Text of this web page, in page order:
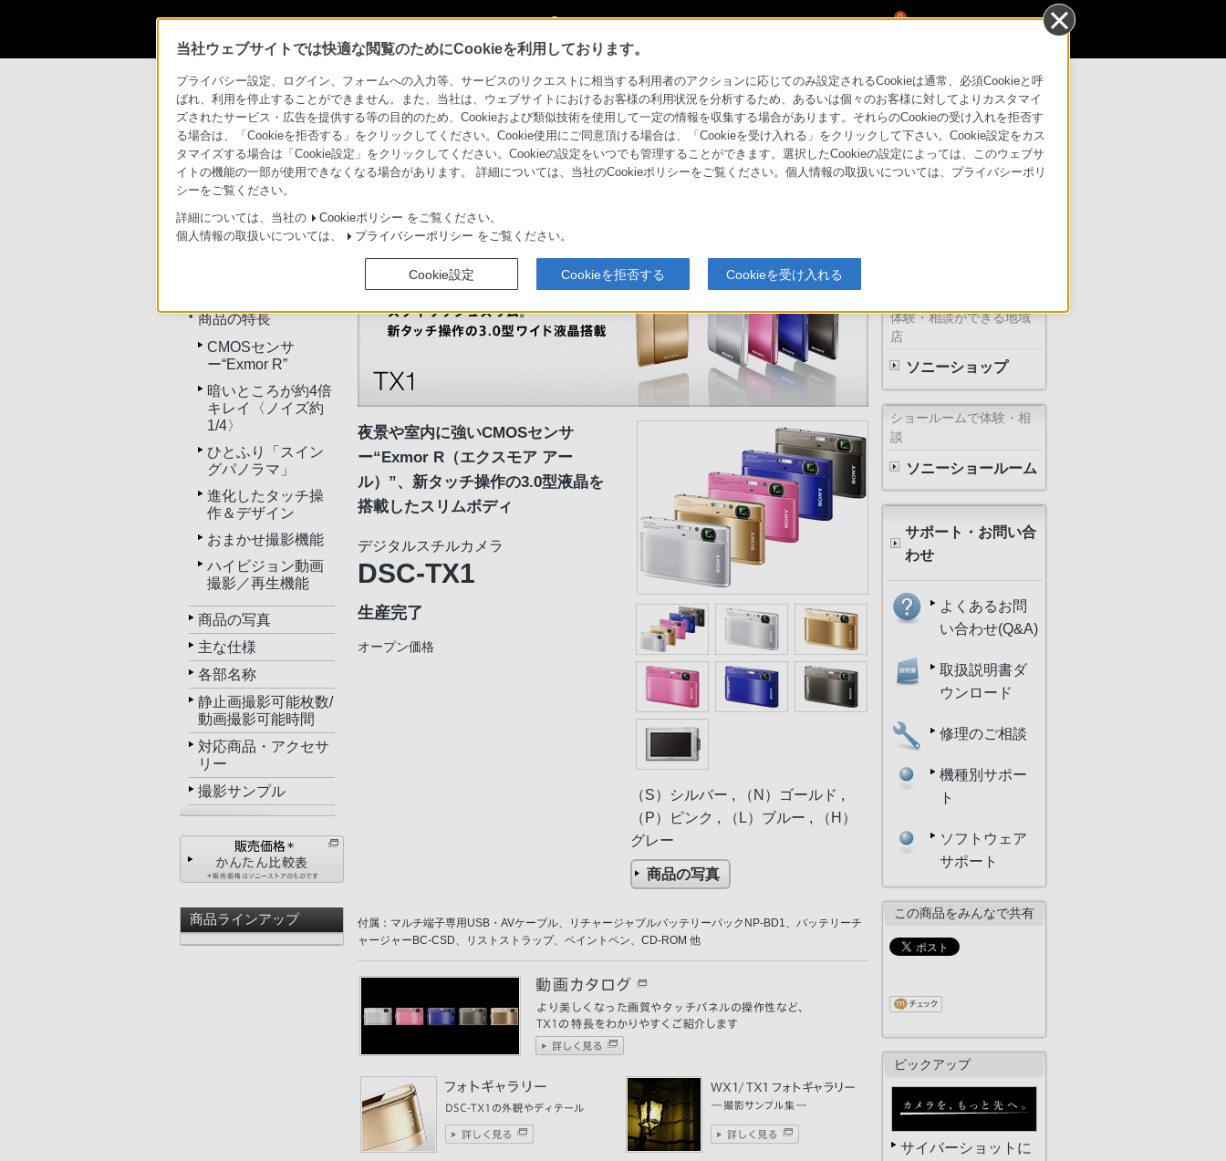
0
商品情報・ストア サイバーショット DSC-TX1
デジタルスチルカメラ Cyber-shot 法人のお客様はこちら サポート・お問い合わせ
トップ
商品の特長
CMOSセンサ
ー“Exmor R”
暗いところが約4倍
キレイ〈ノイズ約
1/4〉
ひとふり「スイン
グパノラマ」
進化したタッチ操
作＆デザイン
おまかせ撮影機能
ハイビジョン動画
撮影／再生機能
商品の写真
主な仕様
各部名称
静止画撮影可能枚数/
動画撮影可能時間
対応商品・アクセサ
リー
撮影サンプル
商品ラインアップ
夜景や室内に強いCMOSセンサ
ー“Exmor R（エクスモア アー
ル）”、新タッチ操作の3.0型液晶を
搭載したスリムボディ
デジタルスチルカメラ
DSC-TX1
生産完了
オープン価格
（S）シルバー , （N）ゴールド ,
（P）ピンク , （L）ブルー , （H）
グレー
商品の写真
付属：マルチ端子専用USB・AVケーブル、リチャージャブルバッテリーパックNP-BD1、バッテリーチ
ャージャーBC-CSD、リストストラップ、ペイントペン、CD-ROM 他
体験・相談ができる地域
店
ソニーショップ
ショールームで体験・相
談
ソニーショールーム
サポート・お問い合
わせ
よくあるお問
い合わせ(Q&A)
取扱説明書ダ
ウンロード
修理のご相談
機種別サポー
ト
ソフトウェア
サポート
この商品をみんなで共有
ピックアップ
サイバーショットに
当社ウェブサイトでは快適な閲覧のためにCookieを利用しております。
プライバシー設定、ログイン、フォームへの入力等、サービスのリクエストに相当する利用者のアクションに応じてのみ設定されるCookieは通常、必須Cookieと呼
ばれ、利用を停止することができません。また、当社は、ウェブサイトにおけるお客様の利用状況を分析するため、あるいは個々のお客様に対してよりカスタマイ
ズされたサービス・広告を提供する等の目的のため、Cookieおよび類似技術を使用して一定の情報を収集する場合があります。それらのCookieの受け入れを拒否す
る場合は、「Cookieを拒否する」をクリックしてください。Cookie使用にご同意頂ける場合は、「Cookieを受け入れる」をクリックして下さい。Cookie設定をカス
タマイズする場合は「Cookie設定」をクリックしてください。Cookieの設定をいつでも管理することができます。選択したCookieの設定によっては、このウェブサ
イトの機能の一部が使用できなくなる場合があります。 詳細については、当社のCookieポリシーをご覧ください。個人情報の取扱いについては、プライバシーポリ
シーをご覧ください。
詳細については、当社の Cookieポリシー をご覧ください。
個人情報の取扱いについては、
プライバシーポリシー をご覧ください。
Cookie設定 Cookieを拒否する Cookieを受け入れる